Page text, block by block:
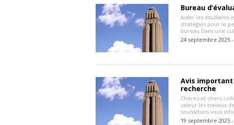
Bureau
Aider les étudiants
stratégies pour le
bureau Dans une
24 septembre 2025 -
Avis important
recherche
Chères et chers
valeur les travaux
souhaitons vous
19 septembre 2025 -